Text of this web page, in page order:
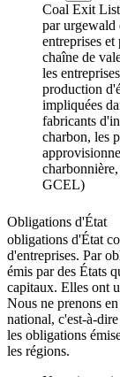
Coal Exit
par urgewald
entreprises
chaîne de
les
production
impliquées
fabricants
charbon, les
GCEL)
Obligations d'État
obligations d'État
d'entreprises. Par
émis par des États
capitaux. Elles ont
Nous ne prenons
national, c'est-à-
les obligations
les régions.